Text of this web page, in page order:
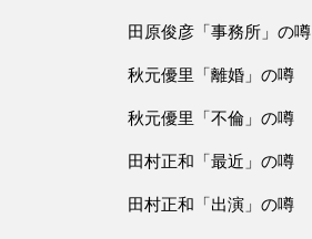
田原俊彦「事務所」の噂
秋元優里「離婚」の噂
秋元優里「不倫」の噂
田村正和「最近」の噂
田村正和「出演」の噂